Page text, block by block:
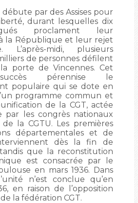
par des Assises pour
durant lesquelles dix
proclament leur
la République et leur rejet
L’après-midi, plusieurs
de personnes défilent
porte de Vincennes. Cet
pérennise le
populaire qui se dote en
programme commun et
de la CGT, actée
par les congrès nationaux
la CGTU. Les premières
départementales et de
dès la fin de
tandis que la reconstitution
est consacrée par le
en mars 1936. Dans
n’est conclue qu’en
en raison de l’opposition
la fédération CGT.